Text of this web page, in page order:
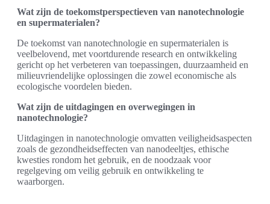
Wat zijn de toekomstperspectieven van nanotechnologie
en supermaterialen?
De toekomst van nanotechnologie en supermaterialen is
veelbelovend, met voortdurende research en ontwikkeling
gericht op het verbeteren van toepassingen, duurzaamheid en
milieuvriendelijke oplossingen die zowel economische als
ecologische voordelen bieden.
Wat zijn de uitdagingen en overwegingen in
nanotechnologie?
Uitdagingen in nanotechnologie omvatten veiligheidsaspecten
zoals de gezondheidseffecten van nanodeeltjes, ethische
kwesties rondom het gebruik, en de noodzaak voor
regelgeving om veilig gebruik en ontwikkeling te
waarborgen.